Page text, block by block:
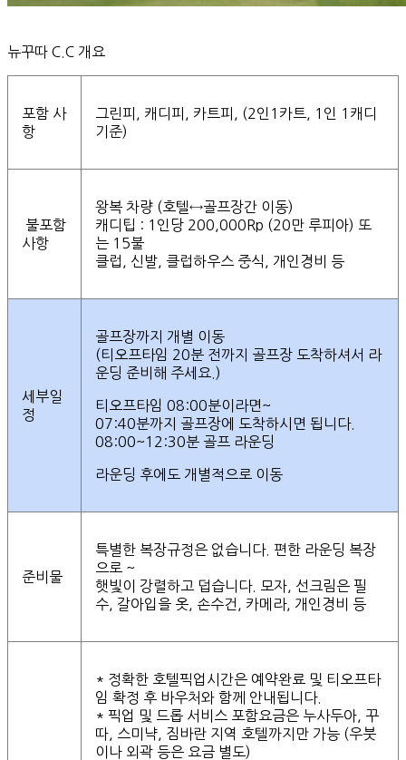
뉴꾸따 C.C 개요
포함 사
항
그린피, 캐디피, 카트피, (2인1카트, 1인 1캐디
기준)
불포함
사항
왕복 차량 (호텔↔골프장간 이동)
캐디팁 : 1인당 200,000Rp (20만 루피아) 또
는 15불
클럽, 신발, 클럽하우스 중식, 개인경비 등
세부일
정
골프장까지 개별 이동
(티오프타임 20분 전까지 골프장 도착하셔서 라
운딩 준비해 주세요.)
티오프타임 08:00분이라면~
07:40분까지 골프장에 도착하시면 됩니다.
08:00~12:30분 골프 라운딩
라운딩 후에도 개별적으로 이동
준비물
특별한 복장규정은 없습니다. 편한 라운딩 복장
으로 ~
햇빛이 강렬하고 덥습니다. 모자, 선크림은 필
수, 갈아입을 옷, 손수건, 카메라, 개인경비 등
* 정확한 호텔픽업시간은 예약완료 및 티오프타
임 확정 후 바우처와 함께 안내됩니다.
* 픽업 및 드롭 서비스 포함요금은 누사두아, 꾸
따, 스미냑, 짐바란 지역 호텔까지만 가능 (우붓
이나 외곽 등은 요금 별도)